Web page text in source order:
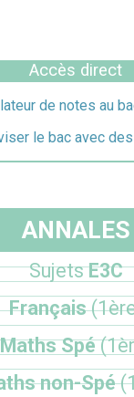
Accès direct
de notes au
le bac avec
ANNALES
SujetsE3C
Français
Maths Spé
non-Spé